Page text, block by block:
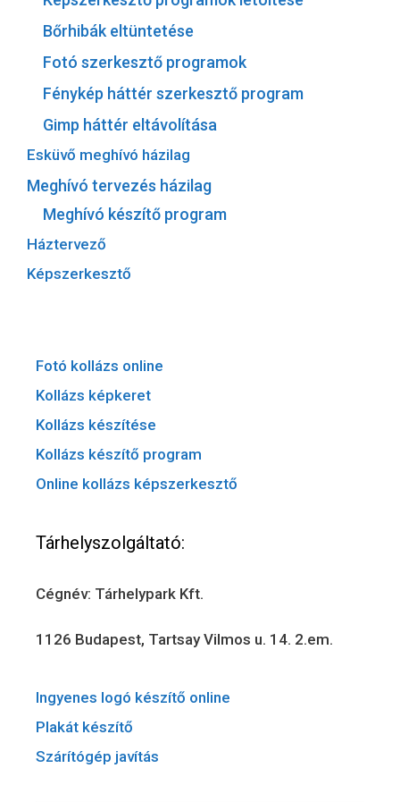
Bőrhibák eltüntetése
Fotó szerkesztő programok
Fénykép háttér szerkesztő program
Gimp háttér eltávolítása
Esküvő meghívó házilag
Meghívó tervezés házilag
Meghívó készítő program
Háztervező
Képszerkesztő
Fotó kollázs online
Kollázs képkeret
Kollázs készítése
Kollázs készítő program
Online kollázs képszerkesztő
Tárhelyszolgáltató:
Cégnév: Tárhelypark Kft.
1126 Budapest, Tartsay Vilmos u. 14. 2.em.
Ingyenes logó készítő online
Plakát készítő
Szárítógép javítás